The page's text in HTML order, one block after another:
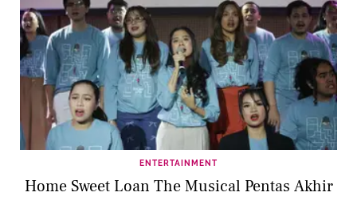
ENTERTAINMENT
Home Sweet Loan The Musical Pentas Akhir